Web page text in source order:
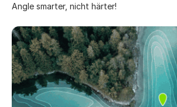
Angle smarter, nicht härter!